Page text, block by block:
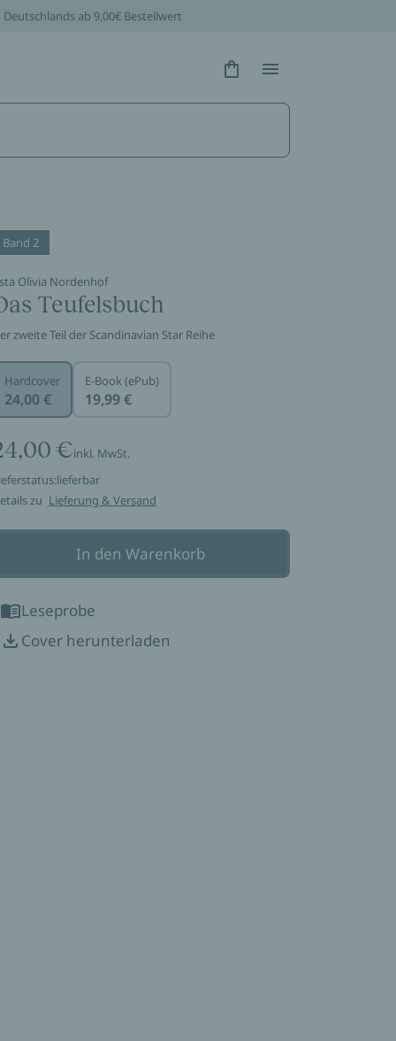
ab 9,00€ Bestellwert
Hidden Text
Hidden Text
Band 2
Olivia Nordenhof
Teufelsbuch
zweite Teil der Scandinavian Star Reihe
Hardcover
24,00 €
E-Book (ePub)
19,99 €
€inkl. MwSt.
lieferbar
zu Lieferung & Versand
In den Warenkorb
Leseprobe
Cover herunterladen